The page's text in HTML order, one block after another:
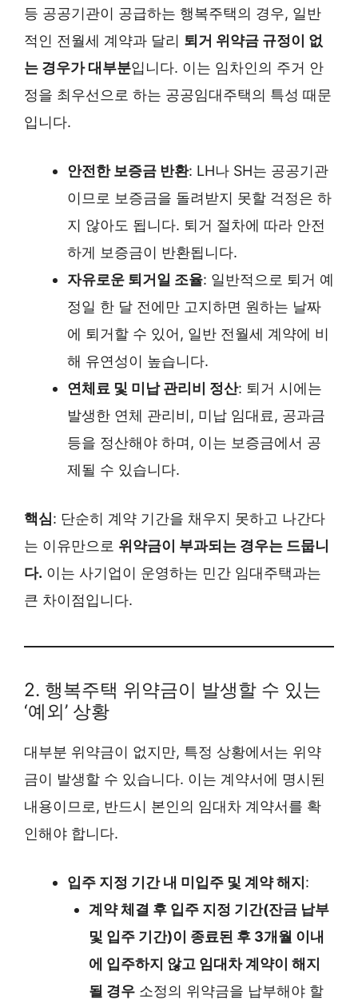
등 공공기관이 공급하는 행복주택의 경우, 일반
적인 전월세 계약과 달리 퇴거 위약금 규정이 없
는 경우가 대부분입니다. 이는 임차인의 주거 안
정을 최우선으로 하는 공공임대주택의 특성 때문
입니다.
안전한 보증금 반환: LH나 SH는 공공기관
이므로 보증금을 돌려받지 못할 걱정은 하
지 않아도 됩니다. 퇴거 절차에 따라 안전
하게 보증금이 반환됩니다.
자유로운 퇴거일 조율: 일반적으로 퇴거 예
정일 한 달 전에만 고지하면 원하는 날짜
에 퇴거할 수 있어, 일반 전월세 계약에 비
해 유연성이 높습니다.
연체료 및 미납 관리비 정산: 퇴거 시에는
발생한 연체 관리비, 미납 임대료, 공과금
등을 정산해야 하며, 이는 보증금에서 공
제될 수 있습니다.
핵심 : 단순히 계약 기간을 채우지 못하고 나간다
는 이유만으로 위약금이 부과되는 경우는 드뭅니
다. 이는 사기업이 운영하는 민간 임대주택과는
큰 차이점입니다.
2. 행복주택 위약금이 발생할 수 있는
‘예외’ 상황
대부분 위약금이 없지만, 특정 상황에서는 위약
금이 발생할 수 있습니다. 이는 계약서에 명시된
내용이므로, 반드시 본인의 임대차 계약서를 확
인해야 합니다.
입주 지정 기간 내 미입주 및 계약 해지 :
계약 체결 후 입주 지정 기간(잔금 납부
및 입주 기간)이 종료된 후 3개월 이내
에 입주하지 않고 임대차 계약이 해지
될 경우 소정의 위약금을 납부해야 할